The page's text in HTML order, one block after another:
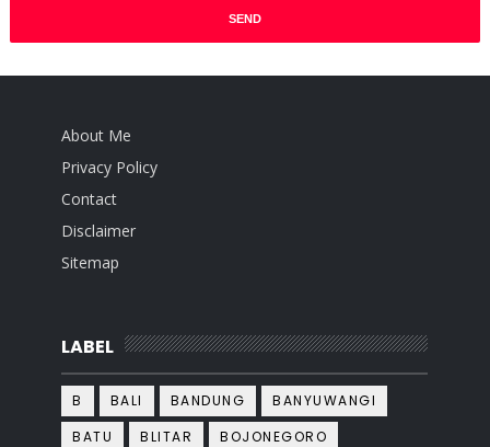
About Me
Privacy Policy
Contact
Disclaimer
Sitemap
LABEL
B BALI BANDUNG
BANYUWANGI
BATU
BLITAR
BOJONEGORO